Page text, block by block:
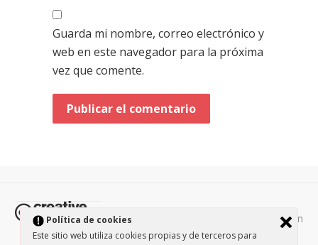
Política de cookies
Este sitio web utiliza cookies propias y de terceros para
Guarda mi nombre, correo electrónico y
web en este navegador para la próxima
vez que comente.
Todos los contenidos de esta página están
protegidos por la licencia Creative Commons Attribution-